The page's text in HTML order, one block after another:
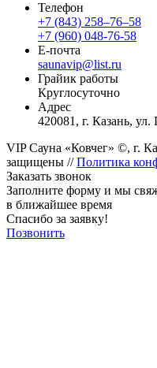
Телефон
+7 (843) 258‒76‒58
+7 (960) 048-76-58
E-почта
saunavip@list.ru
Грайик работы
Круглосуточно
Адрес
420081, г. Казань,
VIP Сауна «Ковчег» ©, г.
защищены //Политика
Заказать звонок
Заполните форму и мы
в ближайшее время
Спасибо за заявку!
Позвонить